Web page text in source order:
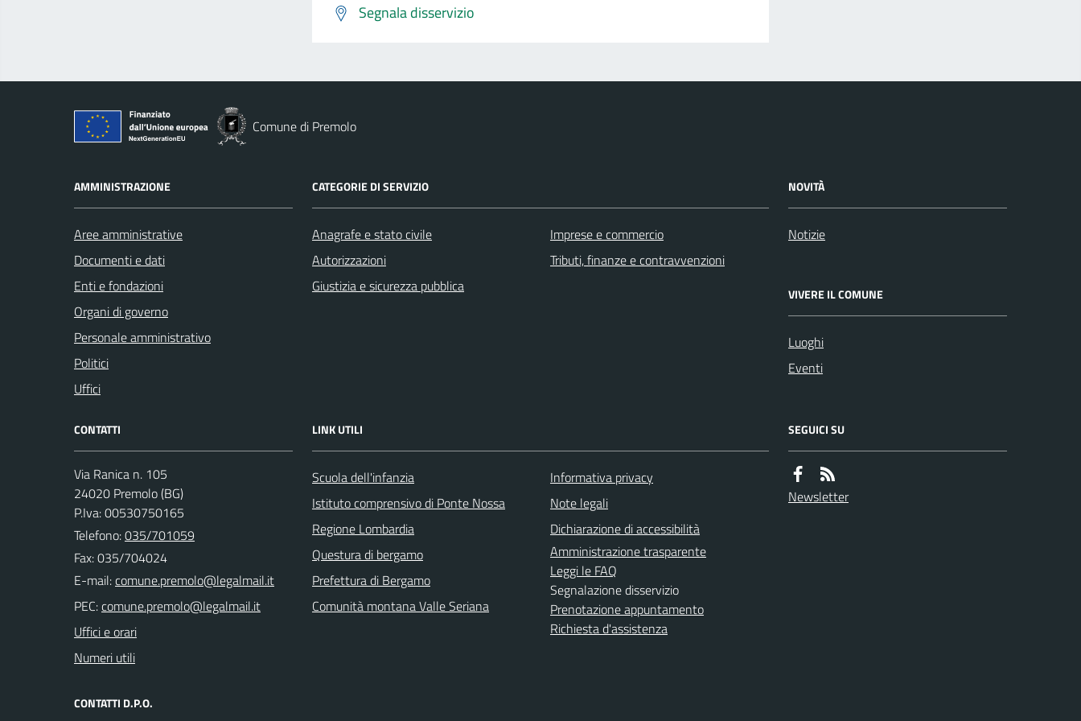
Segnala disservizio
Comune di Premolo
AMMINISTRAZIONE
Aree amministrative
Documenti e dati
Enti e fondazioni
Organi di governo
Personale amministrativo
Politici
Uffici
CATEGORIE DI SERVIZIO
Anagrafe e stato civile
Autorizzazioni
Giustizia e sicurezza pubblica
Imprese e commercio
Tributi, finanze e contravvenzioni
NOVITÀ
Notizie
VIVERE IL COMUNE
Luoghi
Eventi
CONTATTI
Via Ranica n. 105
24020 Premolo (BG)
P.Iva: 00530750165
Telefono:035/701059
Fax: 035/704024
E-mail:
PEC:
Uffici e orari
Numeri utili
CONTATTI D.P.O.
LINK UTILI
Scuola dell'infanzia
Istituto comprensivo di Ponte Nossa
Regione Lombardia
Questura di bergamo
Prefettura di Bergamo
Comunità montana Valle Seriana
Informativa privacy
Note legali
Dichiarazione di accessibilità
Amministrazione trasparente
Leggi le FAQ
Segnalazione disservizio
Prenotazione appuntamento
Richiesta d'assistenza
SEGUICI SU
Newsletter